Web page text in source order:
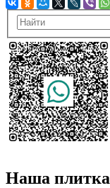
Наша плитка